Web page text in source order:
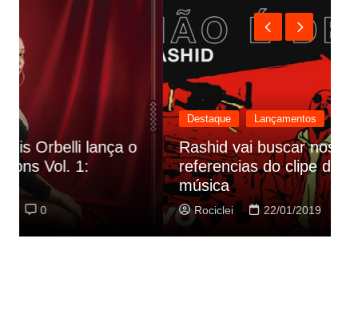
Destaque Lançamentos
Rashid vai buscar nos HQs as
referencias do clipe de sua nova
música
Rociclei 22/01/2019 0